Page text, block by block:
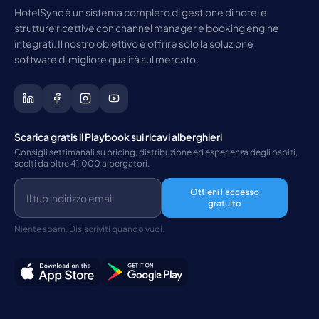
HotelSync è un sistema completo di gestione di hotel e
strutture ricettive con channel manager e booking engine
integrati. Il nostro obiettivo è offrire solo la soluzione
software di migliore qualità sul mercato.
Scarica gratis il Playbook sui ricavi alberghieri
Consigli settimanali su pricing, distribuzione ed esperienza degli ospiti,
scelti da oltre 41.000 albergatori.
Ottieni l'accesso
gratuito
Niente spam. Disiscriviti quando vuoi.